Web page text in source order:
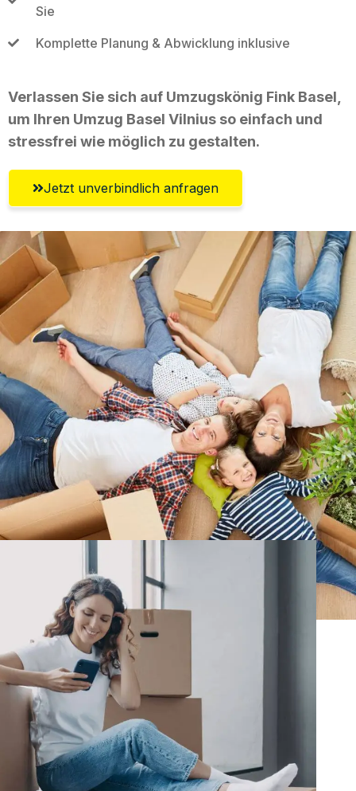
Sie
Komplette Planung & Abwicklung inklusive
Verlassen Sie sich auf Umzugskönig Fink Basel,
um Ihren Umzug Basel Vilnius so einfach und
stressfrei wie möglich zu gestalten.
Jetzt unverbindlich anfragen